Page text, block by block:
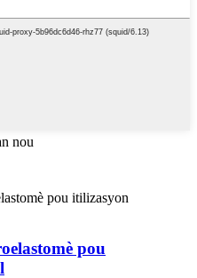
nou
pou